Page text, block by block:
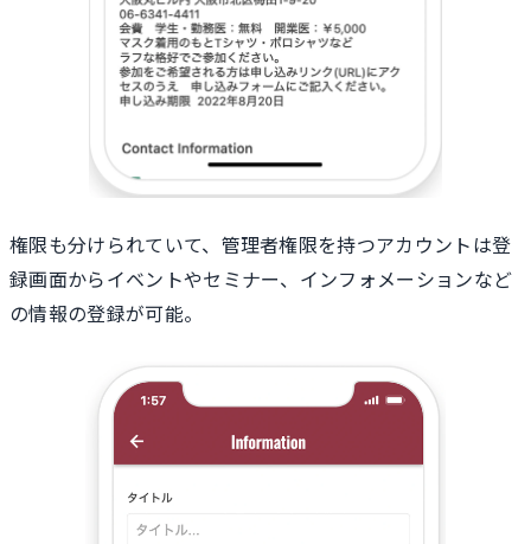
権限も分けられていて、管理者権限を持つアカウントは登
録画面からイベントやセミナー、インフォメーションなど
の情報の登録が可能。